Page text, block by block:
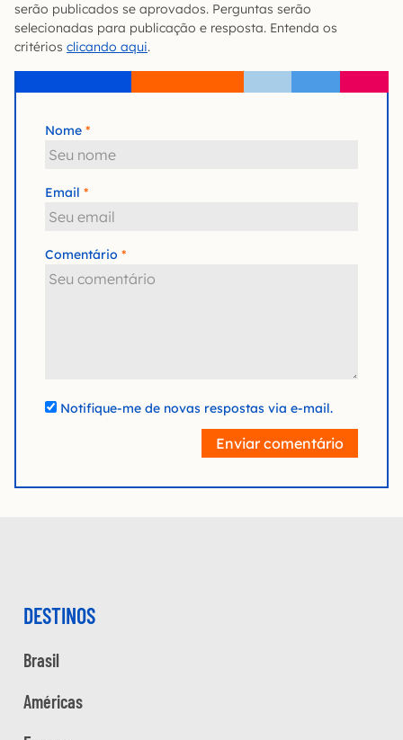
serão publicados se aprovados. Perguntas serão
selecionadas para publicação e resposta. Entenda os
critérios clicando aqui.
Nome
Email
Comentário
Notifique-me de novas respostas via e-mail.
Enviar comentário
DESTINOS
Brasil
Américas